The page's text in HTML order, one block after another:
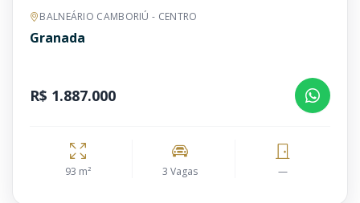
BALNEÁRIO CAMBORIÚ - CENTRO
Granada
R$ 1.887.000
93 m² 3 Vagas —